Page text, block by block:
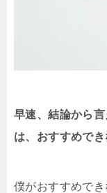
早速、結論から
は、おすすめで
僕がおすすめでき